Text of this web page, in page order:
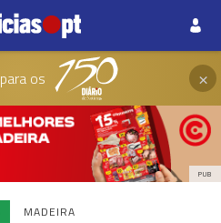
para os ×
PUB
MADEIRA